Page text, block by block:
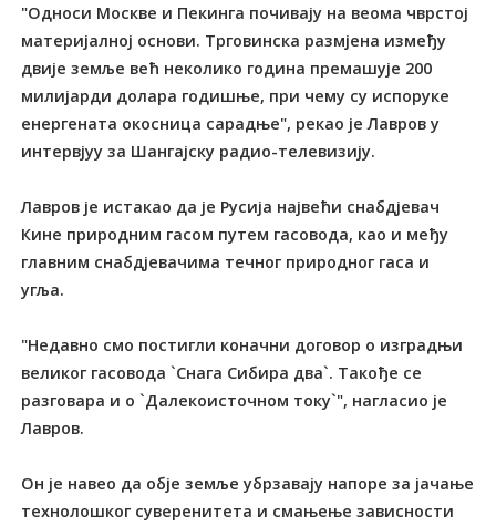
"Односи Москве и Пекинга почивају на веома чврстој
материјалној основи. Трговинска размјена између
двије земље већ неколико година премашује 200
милијарди долара годишње, при чему су испоруке
енергената окосница сарадње", рекао је Лавров у
интервјуу за Шангајску радио-телевизију.
Лавров је истакао да је Русија највећи снабдјевач
Кине природним гасом путем гасовода, као и међу
главним снабдјевачима течног природног гаса и
угља.
"Недавно смо постигли коначни договор о изградњи
великог гасовода `Снага Сибира два`. Такође се
разговара и о `Далекоисточном току`", нагласио је
Лавров.
Он је навео да обје земље убрзавају напоре за јачање
технолошког суверенитета и смањење зависности